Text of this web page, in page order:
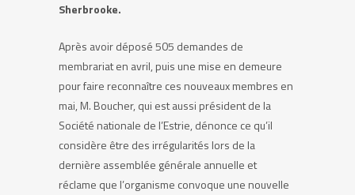
Sherbrooke.
Après avoir déposé 505 demandes de
membrariat en avril, puis une mise en demeure
pour faire reconnaître ces nouveaux membres en
mai, M. Boucher, qui est aussi président de la
Société nationale de l’Estrie, dénonce ce qu’il
considère être des irrégularités lors de la
dernière assemblée générale annuelle et
réclame que l’organisme convoque une nouvelle